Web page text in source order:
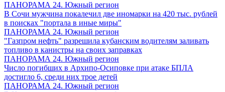
ПАНОРАМА 24. Южный регион
В Сочи мужчина покалечил две иномарки на 420 тыс. рублей
в поисках "портала в иные миры"
ПАНОРАМА 24. Южный регион
"Газпром нефть" разрешила кубанским водителям заливать
топливо в канистры на своих заправках
ПАНОРАМА 24. Южный регион
Число погибших в Архипо-Осиповке при атаке БПЛА
достигло 6, среди них трое детей
ПАНОРАМА 24. Южный регион